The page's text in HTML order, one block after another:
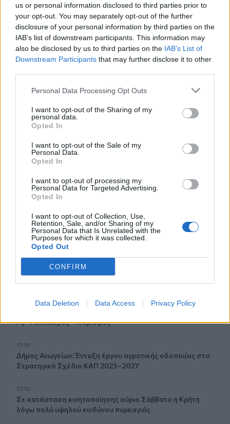
us or personal information disclosed to third parties prior to
your opt-out. You may separately opt-out of the further
disclosure of your personal information by third parties on the
IAB’s list of downstream participants. This information may
also be disclosed by us to third parties on the IAB’s List of
Downstream Participants that may further disclose it to other
Personal Data Processing Opt Outs
I want to opt-out of the Sharing of my
personal data.
Opted In
I want to opt-out of the Sale of my
Personal Data.
Opted In
I want to opt-out of processing my
Personal Data for Targeted Advertising.
Opted In
I want to opt-out of Collection, Use,
Retention, Sale, and/or Sharing of my
Personal Data that Is Unrelated with the
Purposes for which it was collected.
Opted Out
CONFIRM
Data Deletion Data Access Privacy Policy
ασφάλειας"- Δείτε βίντεο
18:00
ΚΚΕ: Αποκομμένη από την πραγματικότητα η κυβέρνηση,
οι Κρητικοί έχουν ανάγκη από ανθρώπινη ζωή
σε αγροτοδασική έκταση στο Στεφάνι Κορίνθου
Χανιά: «4 Εποχές στον Δήμο Πλατανιά» - Εγκαίνια
Μαρκόπουλο Αττικής
Ελληνικός Ερυθρός Σταυρός: Τι πρέπει να περιέχει ένα
φαρμακείο διακοπών
Aποκαλύψεις σοκ για απειλές θανάτου στο Μουντιάλ:
«Θα ανατινάξω τον Μέσι με τέσσερις βόμβες!»
Δήμος Πλατανιά: Συνεχίζονται οι καλοκαιρινές
Γη - Πολιτισμός- Τουρισμός”
17:10
Δήμος Ανωγείων: Ένταξη έργου αγροτικής οδοποιίας στο
Στρατηγικό Σχέδιο ΚΑΠ 2023–2027
17:10
Σε κατάσταση κινητοποίησης αύριο Σάββατο η Κρήτη
λόγω πολύ υψηλού κινδύνου πυρκαγιάς